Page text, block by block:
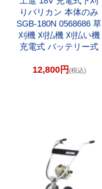
りバリカン 本体のみ
SGB-180N 0568686 草
刈機 刈払機 刈払い機
充電式 バッテリー式
12,800円 (税込)